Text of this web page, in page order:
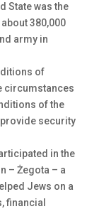
State was the
380,000
army in
of
circumstances
of the
security
in the
– Żegota – a
Jews on a
financial